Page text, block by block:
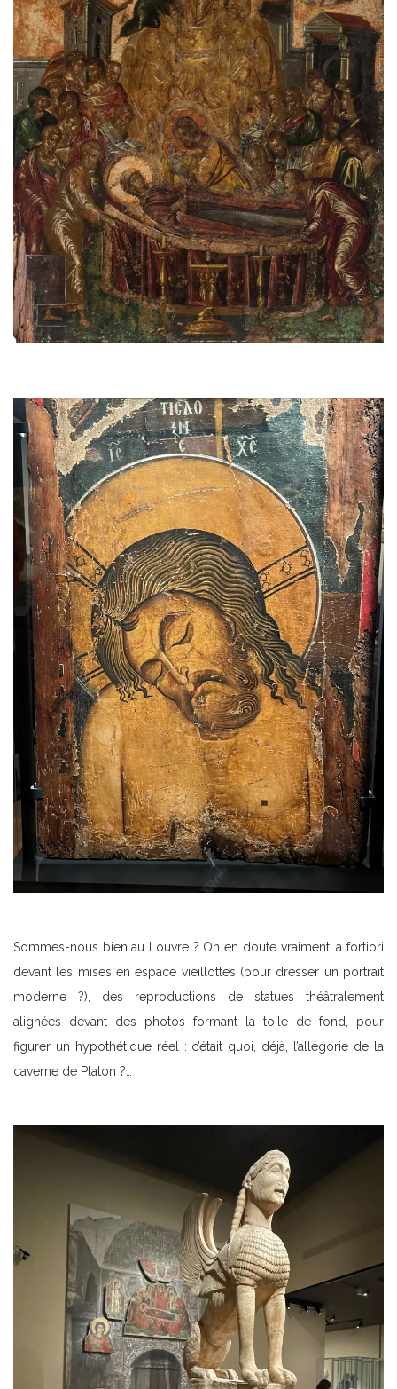
Sommes-nous bien au Louvre ? On en doute vraiment, a fortiori
devant les mises en espace vieillottes (pour dresser un portrait
moderne ?), des reproductions de statues théâtralement
alignées devant des photos formant la toile de fond, pour
figurer un hypothétique réel : c’était quoi, déjà, l’allégorie de la
caverne de Platon ?…